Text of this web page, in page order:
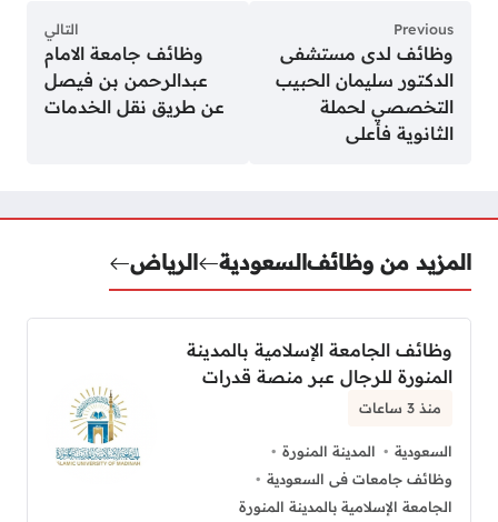
Previous
وظائف لدى مستشفى
الدكتور سليمان الحبيب
التخصصي لحملة
الثانوية فأعلى
التالي
وظائف جامعة الامام
عبدالرحمن بن فيصل
عن طريق نقل الخدمات
المزيد من وظائفالسعودية الرياض
وظائف الجامعة الإسلامية بالمدينة
المنورة للرجال عبر منصة قدرات
منذ 3 ساعات
السعودية
المدينة المنورة
وظائف جامعات فى السعودية
الجامعة الإسلامية بالمدينة المنورة